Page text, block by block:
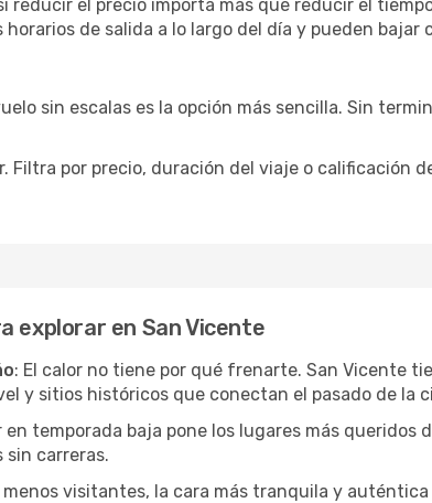
reducir el precio importa más que reducir el
de salida a lo largo del día y pueden bajar
sin escalas es la opción más sencilla. Sin
Filtra por precio, duración del viaje o calificación
explorar en San Vicente
: El calor no tiene por qué frenarte. San Vicente
y sitios históricos que conectan el pasado de la
en temporada baja pone los lugares más queridos
sin carreras.
menos visitantes, la cara más tranquila y